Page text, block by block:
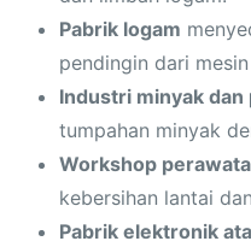
Pabrik logam
pendingin dari
Industri minyak dan
tumpahan minyak
Workshop
kebersihan lantai
Pabrik elektronik